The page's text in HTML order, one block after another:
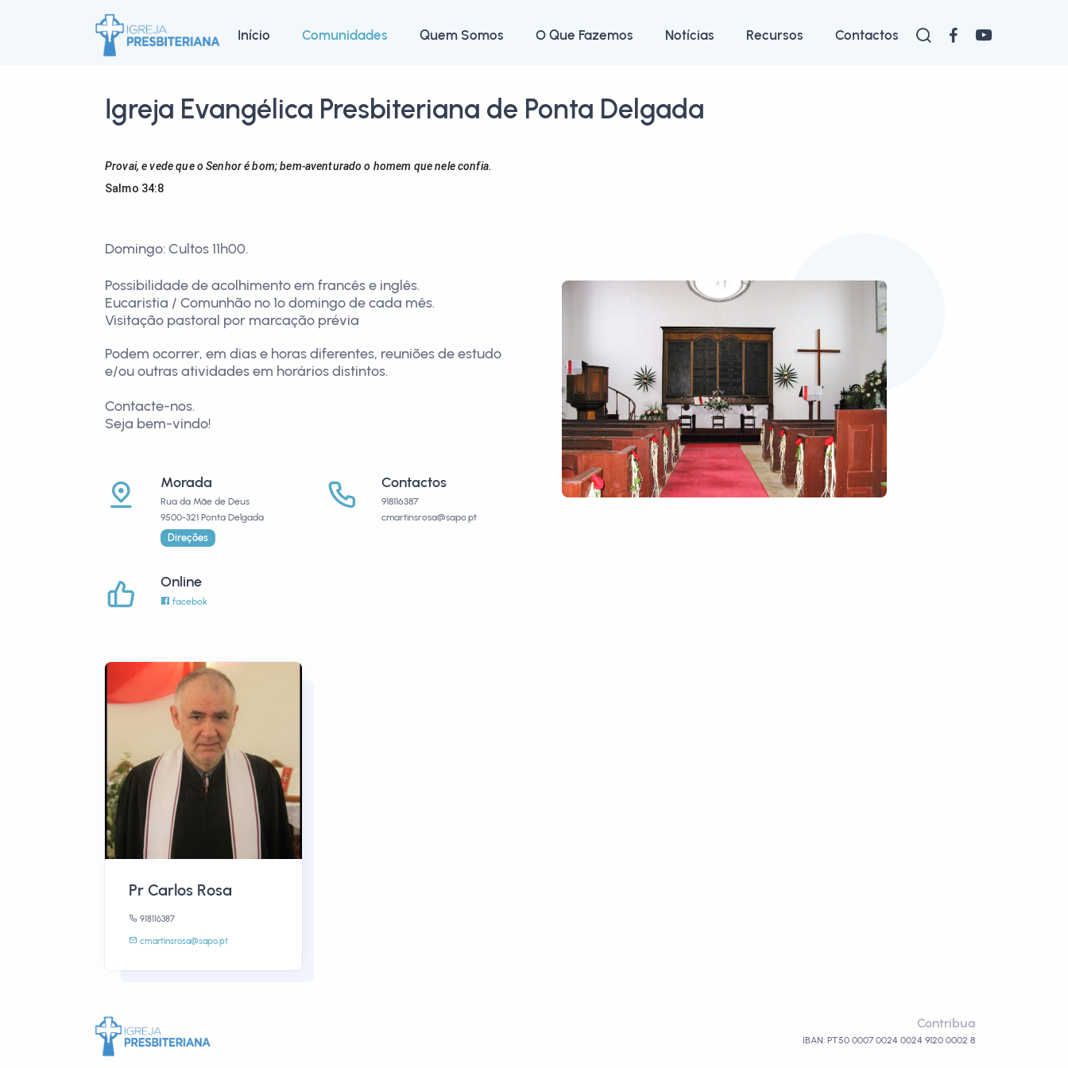
Início Comunidades Quem Somos O Que Fazemos Notícias Recursos Contactos
Igreja Evangélica Presbiteriana de Ponta Delgada
Provai, e vede que o Senhor é bom; bem-aventurado o homem que nele confia.
Salmo 34:8
Domingo: Cultos 11h00.
Possibilidade de acolhimento em francês e inglês.
Eucaristia / Comunhão no 1º domingo de cada mês.
Visitação pastoral por marcação prévia
Podem ocorrer, em dias e horas diferentes, reuniões de estudo
e/ou outras atividades em horários distintos.
Contacte-nos.
Seja bem-vindo!
Morada
Rua da Mãe de Deus
9500-321 Ponta Delgada
Direções
Contactos
918116387
cmartinsrosa@sapo.pt
Online
facebok
Pr Carlos Rosa
918116387
cmartinsrosa@sapo.pt
Contribua
IBAN: PT50 0007 0024 0024 9120 0002 8